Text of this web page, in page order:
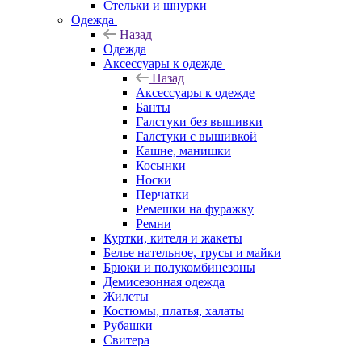
Стельки и шнурки
Одежда
Назад
Одежда
Аксессуары к одежде
Назад
Аксессуары к одежде
Банты
Галстуки без вышивки
Галстуки с вышивкой
Кашне, манишки
Косынки
Носки
Перчатки
Ремешки на фуражку
Ремни
Куртки, кителя и жакеты
Белье нательное, трусы и майки
Брюки и полукомбинезоны
Демисезонная одежда
Жилеты
Костюмы, платья, халаты
Рубашки
Свитера